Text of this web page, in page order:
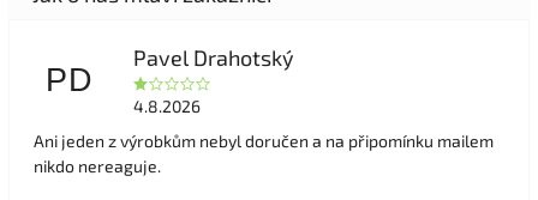
PD
Pavel Drahotský
4.8.2026
Ani jeden z výrobkům nebyl doručen a na připomínku mailem
nikdo nereaguje.